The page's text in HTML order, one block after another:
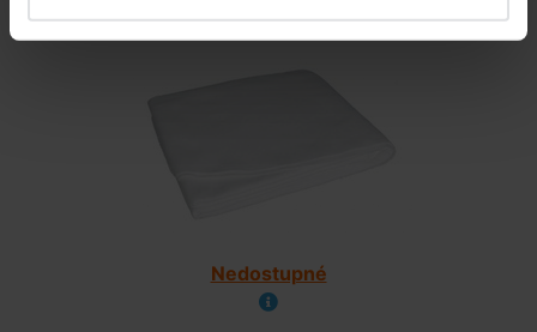
Podložka pod bazén 3 x 5m
Nedostupné